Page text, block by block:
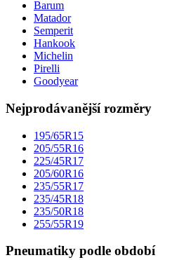
Barum
Matador
Semperit
Hankook
Michelin
Pirelli
Goodyear
Nejprodávanější rozměry
195/65R15
205/55R16
225/45R17
205/60R16
235/55R17
235/45R18
235/50R18
255/55R19
Pneumatiky podle období